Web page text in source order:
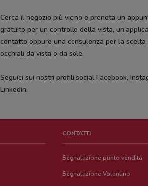
Cerca il negozio più vicino e prenota un
gratuito per un controllo della vista,
contatto oppure una consulenza per la scelta
occhiali da vista o da sole.
Seguici sui nostri profili social Facebook,
Linkedin.
CONTATTI
Segnalazione punto vendita
Segnalazione Volantino